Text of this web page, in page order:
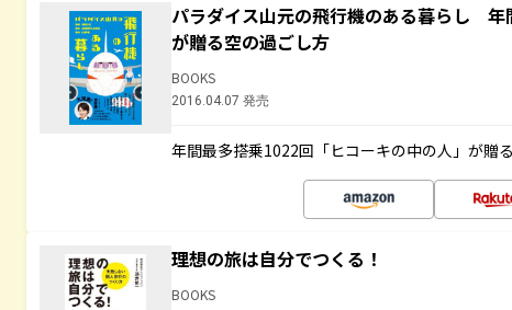
パラダイス山元の飛行機のある暮らし 年
が贈る空の過ごし方
BOOKS
2016.04.07 発売
年間最多搭乗1022回「ヒコーキの中の人」が贈
理想の旅は自分でつくる！
BOOKS